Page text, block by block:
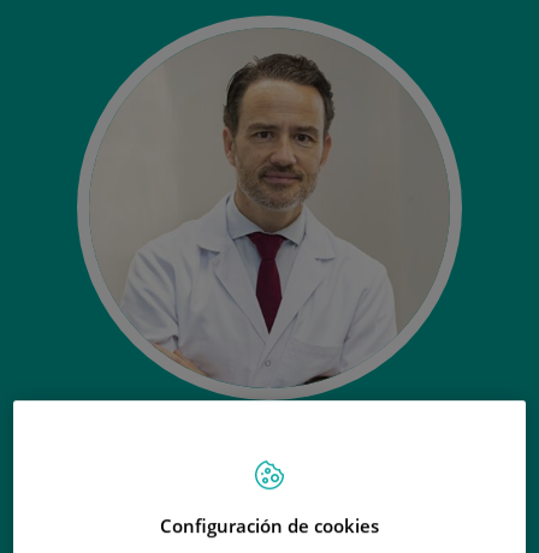
Muñoz Pérez
Configuración de cookies